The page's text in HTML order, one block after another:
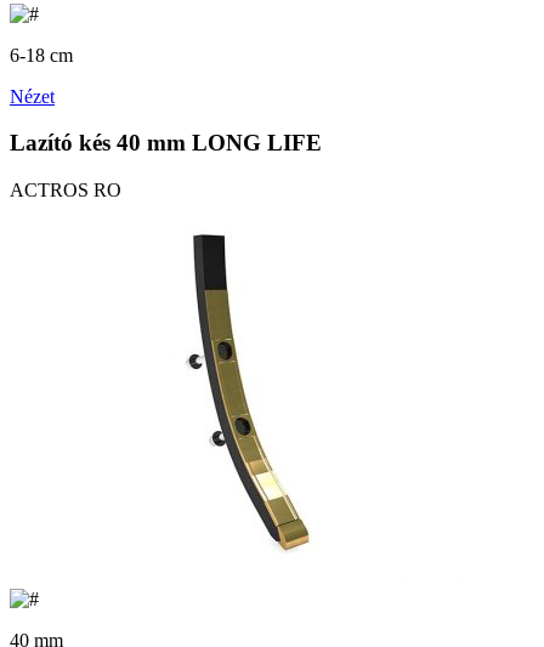
6-18 cm
Nézet
Lazító kés 40 mm LONG LIFE
ACTROS RO
40 mm